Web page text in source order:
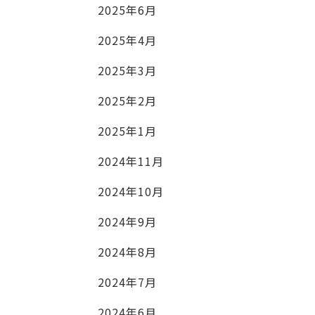
2025年6月
2025年4月
2025年3月
2025年2月
2025年1月
2024年11月
2024年10月
2024年9月
2024年8月
2024年7月